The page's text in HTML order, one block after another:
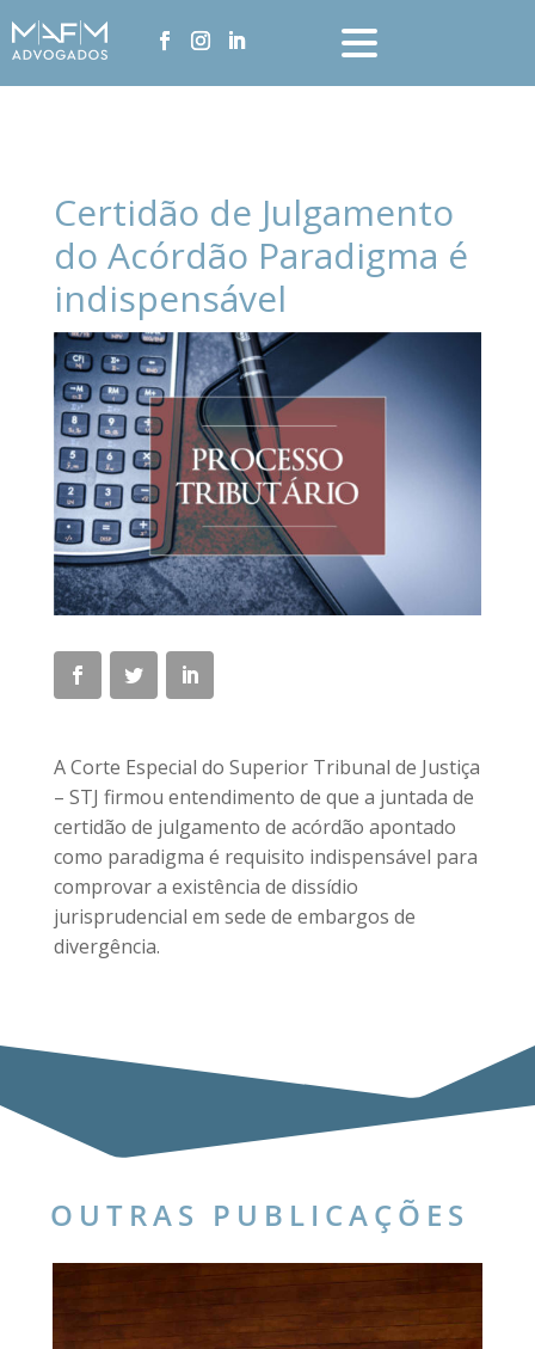
Certidão de Julgamento
do Acórdão Paradigma é
indispensável
A Corte Especial do Superior Tribunal de Justiça
– STJ firmou entendimento de que a juntada de
certidão de julgamento de acórdão apontado
como paradigma é requisito indispensável para
comprovar a existência de dissídio
jurisprudencial em sede de embargos de
divergência.
OUTRAS PUBLICAÇÕES